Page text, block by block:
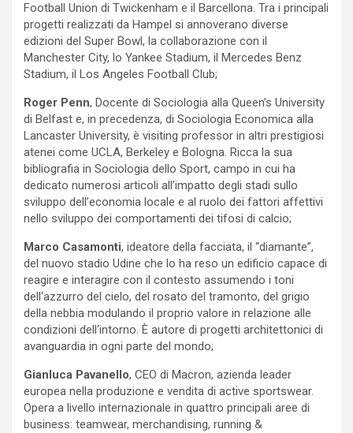
Football Union di Twickenham e il Barcellona. Tra i principali
progetti realizzati da Hampel si annoverano diverse
edizioni del Super Bowl, la collaborazione con il
Manchester City, lo Yankee Stadium, il Mercedes Benz
Stadium, il Los Angeles Football Club;
Roger Penn, Docente di Sociologia alla Queen’s University
di Belfast e, in precedenza, di Sociologia Economica alla
Lancaster University, è visiting professor in altri prestigiosi
atenei come UCLA, Berkeley e Bologna. Ricca la sua
bibliografia in Sociologia dello Sport, campo in cui ha
dedicato numerosi articoli all’impatto degli stadi sullo
sviluppo dell’economia locale e al ruolo dei fattori affettivi
nello sviluppo dei comportamenti dei tifosi di calcio;
Marco Casamonti, ideatore della facciata, il “diamante”,
del nuovo stadio Udine che lo ha reso un edificio capace di
reagire e interagire con il contesto assumendo i toni
dell‘azzurro del cielo, del rosato del tramonto, del grigio
della nebbia modulando il proprio valore in relazione alle
condizioni dell‘intorno. È autore di progetti architettonici di
avanguardia in ogni parte del mondo;
Gianluca Pavanello, CEO di Macron, azienda leader
europea nella produzione e vendita di active sportswear.
Opera a livello internazionale in quattro principali aree di
business: teamwear, merchandising, running &